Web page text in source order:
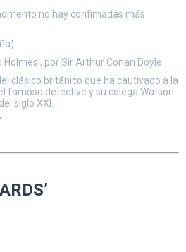
no hay confimadas más
Holmes’, por Sir Arthur Conan Doyle.
clásico británico que ha cautivado a la
famoso detective y su colega Watson
siglo XXI.